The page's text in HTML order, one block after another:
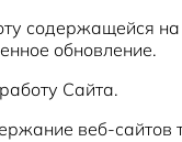
содержащейся
обновление.
Сайта.
веб-